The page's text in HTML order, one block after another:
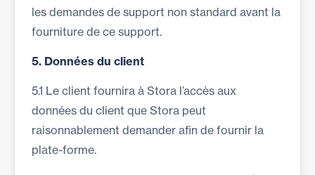
les demandes de support non standard avant la
fourniture de ce support.
5. Données du client
5.1 Le client fournira à Stora l’accès aux
données du client que Stora peut
raisonnablement demander afin de fournir la
plate-forme.